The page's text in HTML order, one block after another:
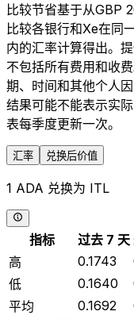
比较节省基于从GBP
比较各银行和Xe在同
内的汇率计算得出。
不包括所有费用和收
期、时间和其他个人
结果可能不能表示实
表每季度更新一次。
汇率 兑换后价值
1 ADA 兑换为 ITL
指标 过去 7 天
高
0.1743
低
0.1640
平均
0.1692